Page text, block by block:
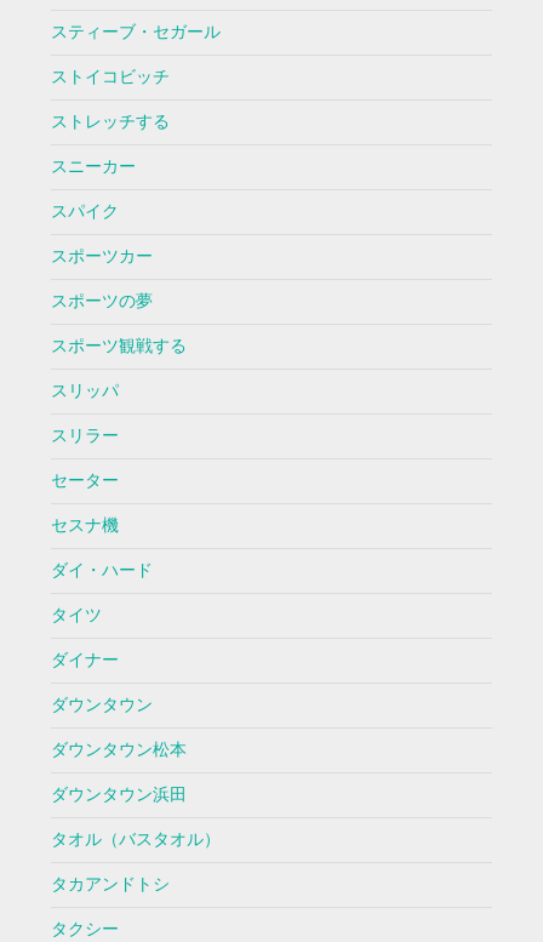
スティーブ・セガール
ストイコビッチ
ストレッチする
スニーカー
スパイク
スポーツカー
スポーツの夢
スポーツ観戦する
スリッパ
スリラー
セーター
セスナ機
ダイ・ハード
タイツ
ダイナー
ダウンタウン
ダウンタウン松本
ダウンタウン浜田
タオル（バスタオル）
タカアンドトシ
タクシー